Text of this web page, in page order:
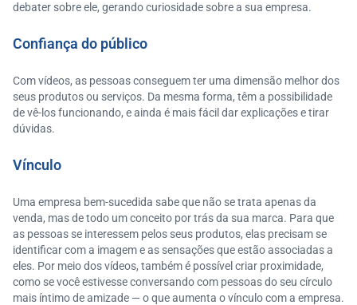
debater sobre ele, gerando curiosidade sobre a sua empresa.
Confiança do público
Com vídeos, as pessoas conseguem ter uma dimensão melhor dos
seus produtos ou serviços. Da mesma forma, têm a possibilidade
de vê-los funcionando, e ainda é mais fácil dar explicações e tirar
dúvidas.
Vínculo
Uma empresa bem-sucedida sabe que não se trata apenas da
venda, mas de todo um conceito por trás da sua marca. Para que
as pessoas se interessem pelos seus produtos, elas precisam se
identificar com a imagem e as sensações que estão associadas a
eles. Por meio dos vídeos, também é possível criar proximidade,
como se você estivesse conversando com pessoas do seu círculo
mais íntimo de amizade — o que aumenta o vínculo com a empresa.